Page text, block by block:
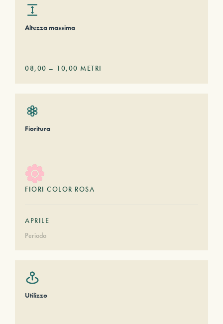
Altezza massima
08,00 – 10,00 METRI
Fioritura
FIORI COLOR ROSA
APRILE
Periodo
Utilizzo